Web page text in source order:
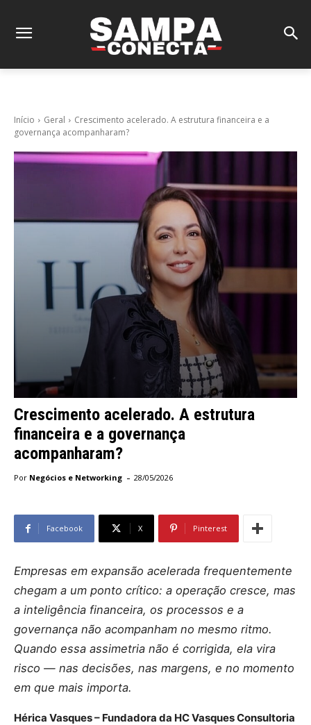
Início Geral
Crescimento acelerado. A estrutura financeira e a
governança acompanharam?
Crescimento acelerado. A estrutura
financeira e a governança
acompanharam?
Por Negócios e Networking - 28/05/2026
Facebook X Pinterest
Empresas em expansão acelerada frequentemente
chegam a um ponto crítico: a operação cresce, mas
a inteligência financeira, os processos e a
governança não acompanham no mesmo ritmo.
Quando essa assimetria não é corrigida, ela vira
risco — nas decisões, nas margens, e no momento
em que mais importa.
Hérica Vasques – Fundadora da HC Vasques Consultoria